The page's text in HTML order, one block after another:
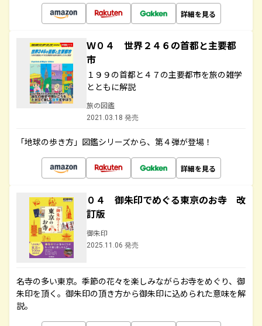
詳細を見る
Ｗ０４ 世界２４６の首都と主要都
市
１９９の首都と４７の主要都市を旅の雑学
とともに解説
旅の図鑑
2021.03.18 発売
「地球の歩き方」図鑑シリーズから、第４弾が登場！
詳細を見る
０４ 御朱印でめぐる東京のお寺 改
訂版
御朱印
2025.11.06 発売
名寺の多い東京。季節の花々を楽しみながらお寺をめぐり、御
朱印を頂く。御朱印の頂き方から御朱印に込められた意味を解
説。